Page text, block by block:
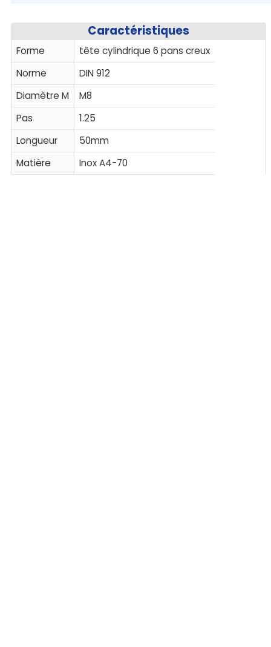
Caractéristiques
Forme
tête cylindrique 6 pans creux
Norme
DIN 912
Diamètre M
M8
Pas
1.25
Longueur
50mm
Matière
Inox A4-70